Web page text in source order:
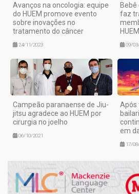
Avanços na oncologia: equipe
do HUEM promove evento
sobre inovações no
tratamento do câncer
24/11/2023
Bebê
faz
HUEM
09/
Campeão paranaense de Jiu-
jitsu agradece ao HUEM por
cirurgia no joelho
06/10/2021
Após
em
17/